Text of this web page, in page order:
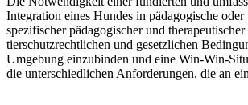
Integration eines Hundes in pädagogische
spezifischer pädagogischer und
tierschutzrechtlichen und gesetzlichen
Umgebung einzubinden und eine Win-Win-
die unterschiedlichen Anforderungen, die an